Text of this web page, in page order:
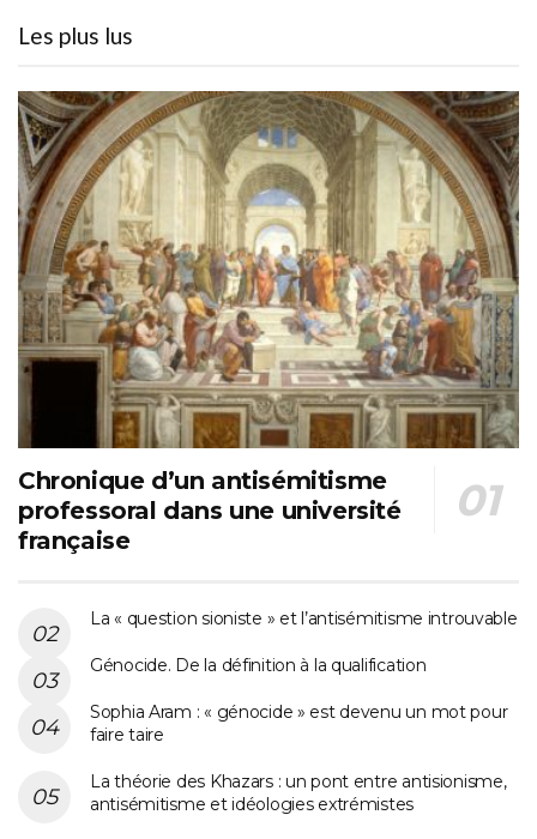
Les plus lus
Chronique d’un antisémitisme
professoral dans une université
française
La « question sioniste » et l’antisémitisme introuvable
Génocide. De la définition à la qualification
Sophia Aram : « génocide » est devenu un mot pour
faire taire
La théorie des Khazars : un pont entre antisionisme,
antisémitisme et idéologies extrémistes